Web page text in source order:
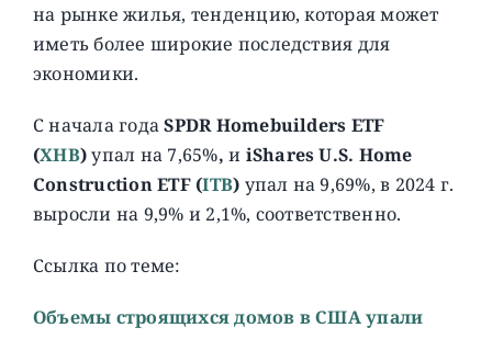
на рынке жилья, тенденцию, которая может
иметь более широкие последствия для
экономики.
С начала годаSPDR Homebuilders ETF
(XHB)упал на 7,65%,и iShares U.S. Home
Construction ETF (ITB) упал на 9,69%, в 2024 г.
выросли на 9,9% и 2,1%, соответственно.
Ссылка по теме:
Объемы строящихся домов в США упали